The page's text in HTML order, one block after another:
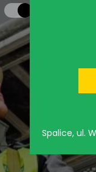
Spalice, ul.